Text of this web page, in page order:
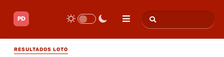
RESULTADOS LOTO